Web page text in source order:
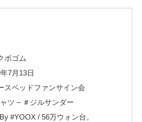
ボゴム
7月13日
スベッドファンサイン会
ツ – ＃ジルサンダー
#YOOX / 56万ウォン台。